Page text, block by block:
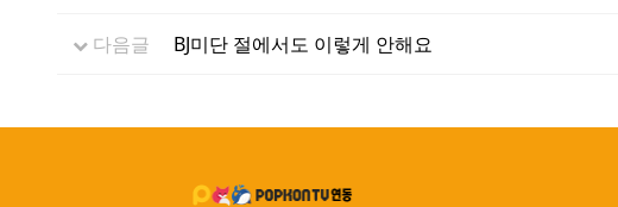
다음글 BJ미단 절에서도 이렇게 안해요